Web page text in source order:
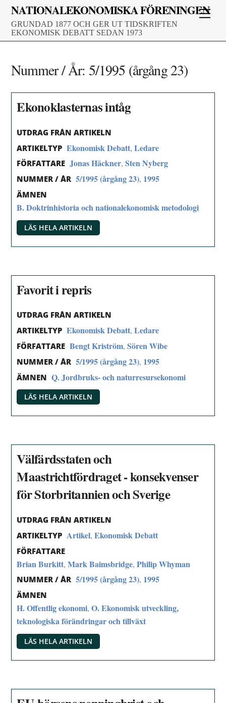
Skip
content
NATIONALEKONOMISKA FÖRENINGEN
GRUNDAD 1877 OCH GER UT TIDSKRIFTEN
EKONOMISK DEBATT SEDAN 1973
Nummer / År: 5/1995 (årgång 23)
Ekonoklasternas intåg
UTDRAG FRÅN ARTIKELN
ARTIKELTYP Ekonomisk Debatt,Ledare
FÖRFATTARE Jonas Häckner,Sten Nyberg
NUMMER / ÅR 5/1995 (årgång 23), 1995
ÄMNEN
B. Doktrinhistoria och nationalekonomisk metodologi
LÄS HELA ARTIKELN
Favorit i repris
UTDRAG FRÅN ARTIKELN
ARTIKELTYP Ekonomisk Debatt,Ledare
FÖRFATTARE Bengt Kriström,Sören Wibe
NUMMER / ÅR 5/1995 (årgång 23), 1995
ÄMNEN Q. Jordbruks- och naturresursekonomi
LÄS HELA ARTIKELN
Välfärdsstaten och
Maastrichtfördraget - konsekvenser
för Storbritannien och Sverige
UTDRAG FRÅN ARTIKELN
ARTIKELTYP Artikel,Ekonomisk Debatt
FÖRFATTARE
Brian Burkitt,Mark Baimsbridge,Philip Whyman
NUMMER / ÅR 5/1995 (årgång 23), 1995
ÄMNEN
H. Offentlig ekonomi,O. Ekonomisk utveckling,
teknologiska förändringar och tillväxt
LÄS HELA ARTIKELN